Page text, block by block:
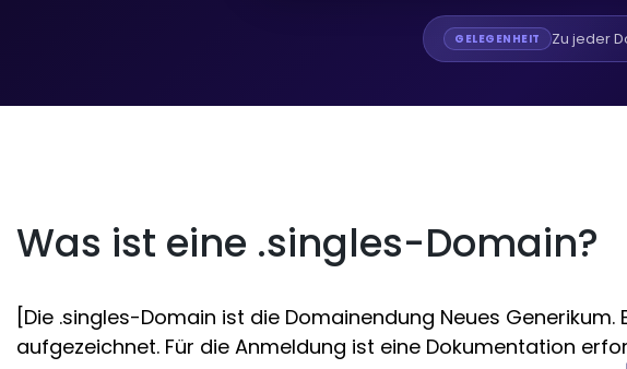
GELEGENHEIT Zu jeder
Was ist eine .singles-Domain?
[Die .singles-Domain ist die Domainendung Neues
aufgezeichnet. Für die Anmeldung ist eine Dokumentation